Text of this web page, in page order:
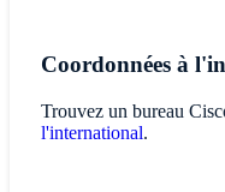
Coordonnées à
Trouvez un bureau
l'international.